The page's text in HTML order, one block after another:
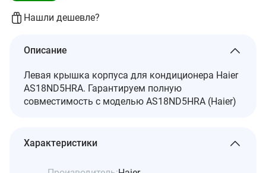
Нашли дешевле?
Описание
Левая крышка корпуса для кондиционера Haier
AS18ND5HRA. Гарантируем полную
совместимость с моделью AS18ND5HRA (Haier)
Характеристики